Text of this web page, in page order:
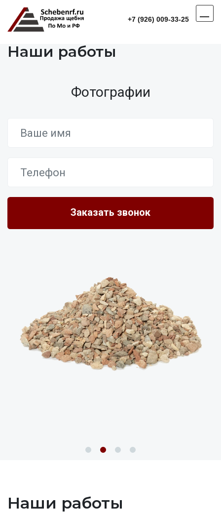
+7 (926) 009-33-25
Наши работы
Фотографии
Наши работы